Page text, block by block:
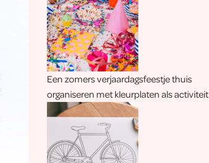
Een zomers verjaardagsfeestje thuis
organiseren met kleurplaten als activiteit